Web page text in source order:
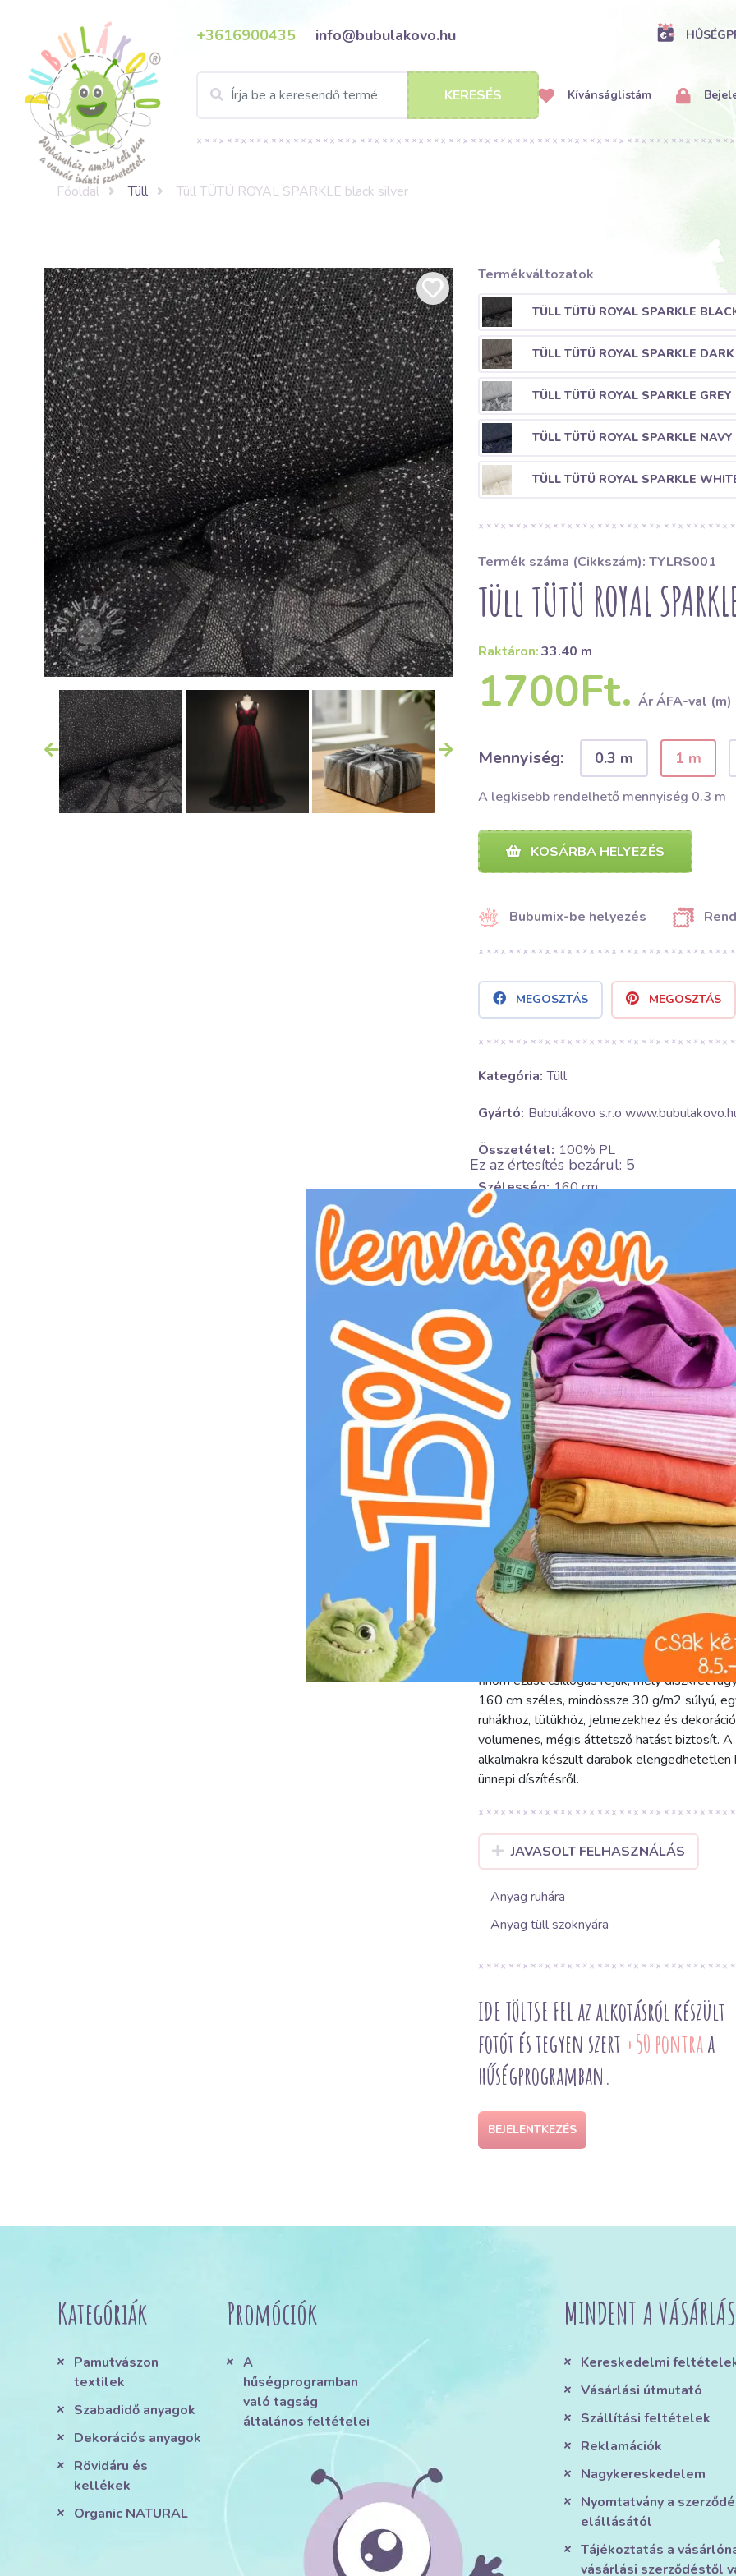
+3616900435 info@bubulakovo.hu
KERESÉS Kívánságlistám
Főoldal Tüll Tüll TÜTÜ ROYAL SPARKLE black silver
Termékváltozatok
TÜLL TÜTÜ ROYAL SPARKLE
TÜLL TÜTÜ ROYAL SPARKLE
TÜLL TÜTÜ ROYAL SPARKLE GREY
TÜLL TÜTÜ ROYAL SPARKLE NAVY
TÜLL TÜTÜ ROYAL SPARKLE
Termék száma (Cikkszám): TYLRS001
Tüll TÜTÜ ROYAL
Raktáron:33.40 m
1700Ft. Ár ÁFA-val (m)
Mennyiség: 0.3 m 1 m
A legkisebb rendelhető mennyiség 0.3 m
KOSÁRBA HELYEZÉS
Bubumix-be helyezés
MEGOSZTÁS MEGOSZTÁS
Kategória: Tüll
Gyártó: Bubulákovo s.r.o
Összetétel: 100% PL
Szélesség: 160 cm
Súly: 30 g/m2
Téma: Egyszínű
fekete
Textil kezelési útmutató:
U ne szárítsa a szárítógépben
D vasalni alacsony hőfokon (110°C)
L professzionális vegytisztítás
A ne használjon öblítőt
c kézi mosás
A Tüll TÜTÜ ROYAL SPARKLE fekete
eleganciát és csillogást kölcsönöz
tartósságot és a formatartást, miközben
finom ezüst csillogás rejlik, mely diszkrét
160 cm széles, mindössze 30 g/m2 súlyú,
ruhákhoz, tütükhöz, jelmezekhez és
volumenes, mégis áttetsző hatást biztosít.
alkalmakra készült darabok
ünnepi díszítésről.
JAVASOLT FELHASZNÁLÁS
Anyag ruhára
Anyag tüll szoknyára
IDE TÖLTSE FEL az alkotásról készült
fotót és tegyen szert +50 pontraa
hűségprogramban.
BEJELENTKEZÉS
Kategóriák
Pamutvászon
textilek
Szabadidő anyagok
Dekorációs anyagok
Rövidáru és
kellékek
Organic NATURAL
Promóciók
A
hűségprogramban
való tagság
általános feltételei
MINDENT A
Kereskedelmi
Vásárlási útmutató
Szállítási feltételek
Reklamációk
Nagykereskedelem
Nyomtatvány a
elállásától
Tájékoztatás a
vásárlási szerződéstől
Ez az értesítés bezárul: 4